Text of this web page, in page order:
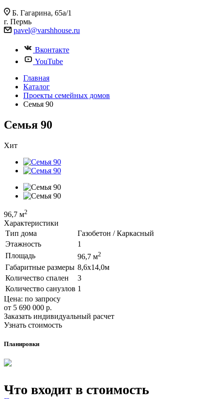
Б. Гагарина, 65а/1
г. Пермь
pavel@varshhouse.ru
Вконтакте
YouTube
Главная
Каталог
Проекты семейных домов
Семья 90
Семья 90
Хит
96,7 м2
Характеристики
Тип дома
Газобетон / Каркасный
Этажность
1
Площадь
96,7 м2
Габаритные размеры 8,6х14,0м
Количество спален
3
Количество санузлов 1
Цена: по запросу
от 5 690 000‬ р.
Заказать индивидуальный расчет
Узнать стоимость
Планировки
Что входит в стоимость